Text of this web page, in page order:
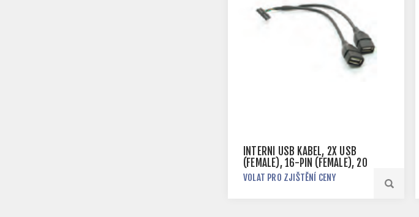
INTERNÍ USB KABEL, 2X USB
(FEMALE), 16-PIN (FEMALE), 20
CM
VOLAT PRO ZJIŠTĚNÍ CENY